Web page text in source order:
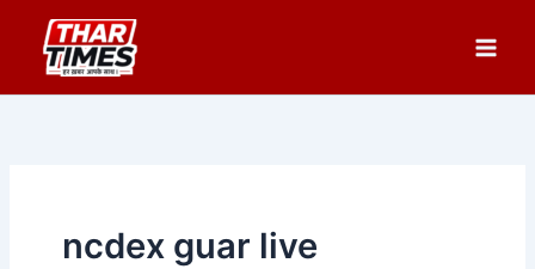
content
ncdex guar live